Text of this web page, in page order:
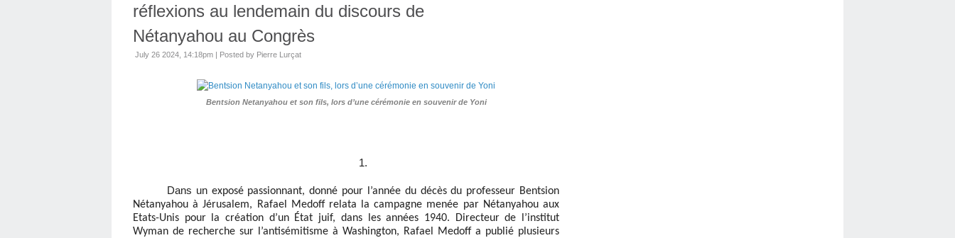
réflexions au lendemain du discours de
Nétanyahou au Congrès
July 26 2024, 14:18pm | Posted by Pierre Lurçat
Bentsion Netanyahou et son fils, lors d’une cérémonie en souvenir de Yoni
1.
Dans un exposé passionnant, donné pour l’année du décès du professeur Bentsion
Nétanyahou à Jérusalem, Rafael Medoff relata la campagne menée par Nétanyahou aux
Etats-Unis pour la création d’un État juif, dans les années 1940. Directeur de l’institut
Wyman de recherche sur l’antisémitisme à Washington, Rafael Medoff a publié plusieurs